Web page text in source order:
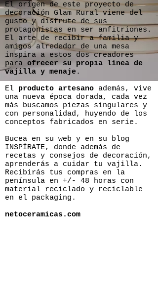
El origen de este proyecto de
decoración Glam Rural viene del
gusto y disfrute de sus
protagonistas en ser anfitriones.
El arte de recibir a familia y
amigos alrededor de una mesa
inspira a estos dos creadores
para ofrecer su propia línea de
vajilla y menaje.
El producto artesano además, vive
una nueva época dorada, cada vez
más buscamos piezas singulares y
con personalidad, huyendo de los
conceptos fabricados en serie.
Bucea en su web y en su blog
INSPÍRATE, donde además de
recetas y consejos de decoración,
aprenderás a cuidar tu vajilla.
Recibirás tus compras en la
península en +/- 48 horas con
material reciclado y reciclable
en el packaging.
netoceramicas.com